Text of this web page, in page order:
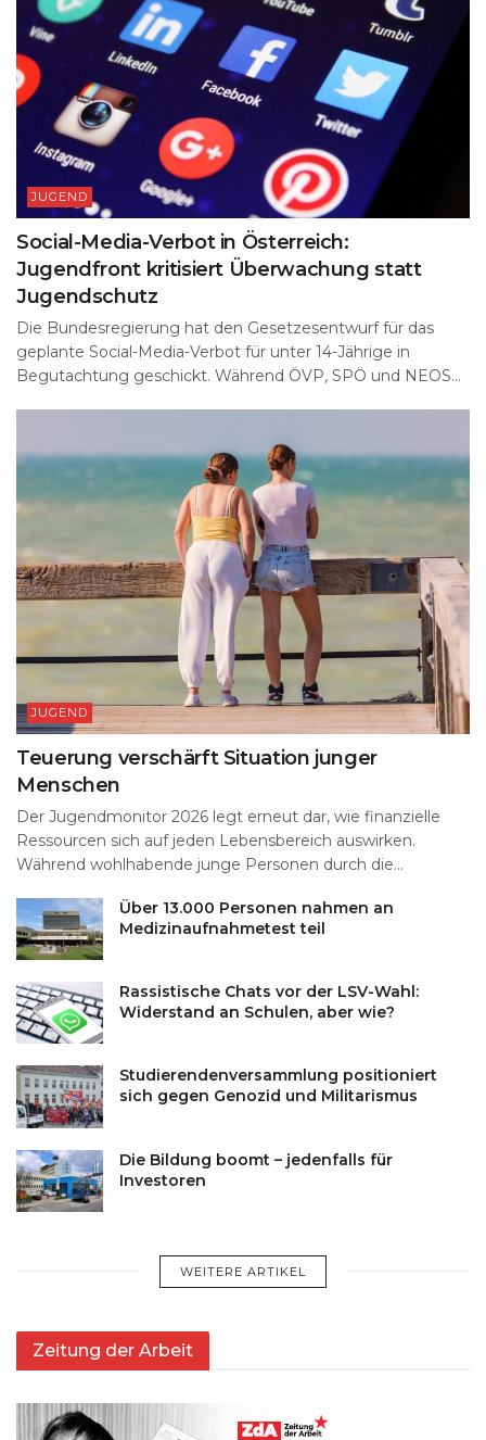
JUGEND
Social-Media-Verbot in Österreich:
Jugendfront kritisiert Überwachung statt
Jugendschutz
Die Bundesregierung hat den Gesetzesentwurf für das
geplante Social-Media-Verbot für unter 14-Jährige in
Begutachtung geschickt. Während ÖVP, SPÖ und NEOS...
JUGEND
Teuerung verschärft Situation junger
Menschen
Der Jugendmonitor 2026 legt erneut dar, wie finanzielle
Ressourcen sich auf jeden Lebensbereich auswirken.
Während wohlhabende junge Personen durch die...
Über 13.000 Personen nahmen an
Medizinaufnahmetest teil
Rassistische Chats vor der LSV-Wahl:
Widerstand an Schulen, aber wie?
Studierendenversammlung positioniert
sich gegen Genozid und Militarismus
Die Bildung boomt – jedenfalls für
Investoren
WEITERE ARTIKEL
Zeitung der Arbeit